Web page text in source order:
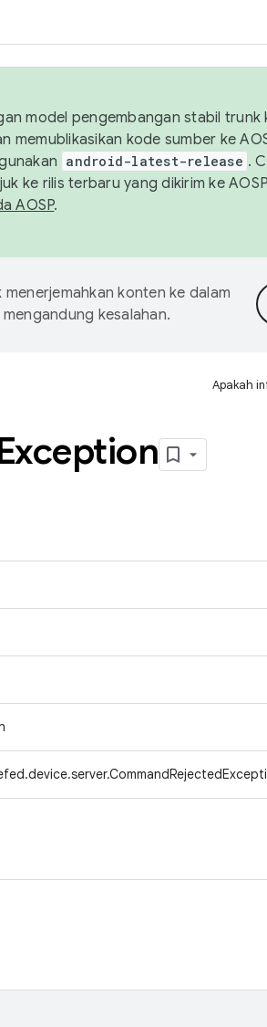
model pengembangan stabil trunk
memublikasikan kode sumber ke
android-latest-release .
ke rilis terbaru yang dikirim ke
AOSP.
konten ke dalam
kesalahan.
Apakah